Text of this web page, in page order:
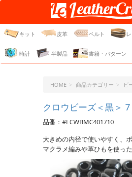
レザークラフト・
ジェーピー
キット 皮革 ベルト
時計 半製品 書籍・パターン
HOME 商品カテゴリー ビ
クロウビーズ＜黒＞
品番：#LCWBMC401710
大きめの内径で使いやすく、
マクラメ編みや革ひもを使っ